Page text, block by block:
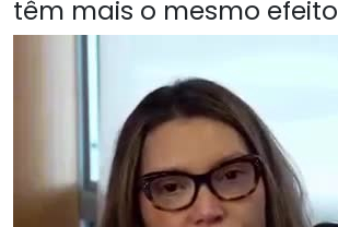
têm mais o mesmo efeito